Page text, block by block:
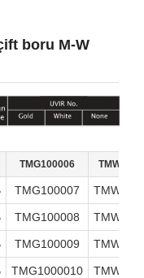
boru M-W
TMG100006
TMG100007
TMG100008
TMG100009
TMG1000010